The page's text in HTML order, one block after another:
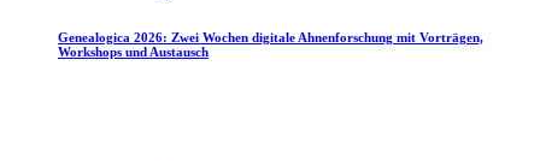
Genealogica 2026: Zwei Wochen digitale Ahnenforschung mit Vorträgen,
Workshops und Austausch